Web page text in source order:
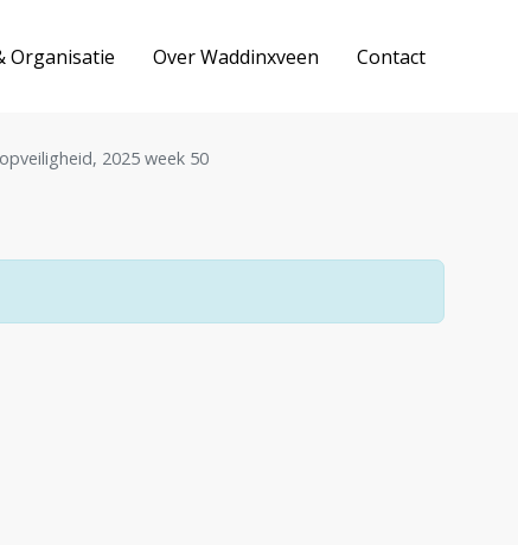
Organisatie Over Waddinxveen Contact
2025 week 50